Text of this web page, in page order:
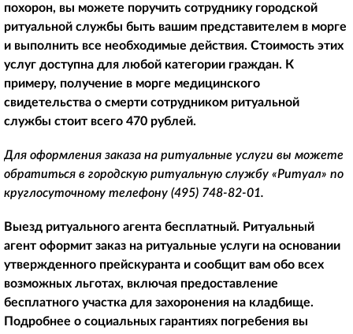
похорон, вы можете поручить сотруднику городской
ритуальной службы быть вашим представителем в морге
и выполнить все необходимые действия. Стоимость этих
услуг доступна для любой категории граждан. К
примеру, получение в морге медицинского
свидетельства о смерти сотрудником ритуальной
службы стоит всего 470 рублей.
Для оформления заказа на ритуальные услуги вы можете
обратиться в городскую ритуальную службу «Ритуал» по
круглосуточному телефону (495) 748-82-01.
Выезд ритуального агента бесплатный. Ритуальный
агент оформит заказ на ритуальные услуги на основании
утвержденного прейскуранта и сообщит вам обо всех
возможных льготах, включая предоставление
бесплатного участка для захоронения на кладбище.
Подробнее о социальных гарантиях погребения вы